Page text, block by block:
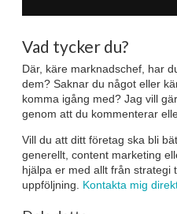
Vad tycker du?
Där, käre marknadschef, har
dem? Saknar du något eller
komma igång med? Jag vill
genom att du kommenterar
Vill du att ditt företag ska bli
generellt, content marketing
hjälpa er med allt från strategi
uppföljning. Kontakta mig